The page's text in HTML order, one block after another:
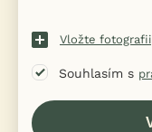
Vložte fotografii
Souhlasím s